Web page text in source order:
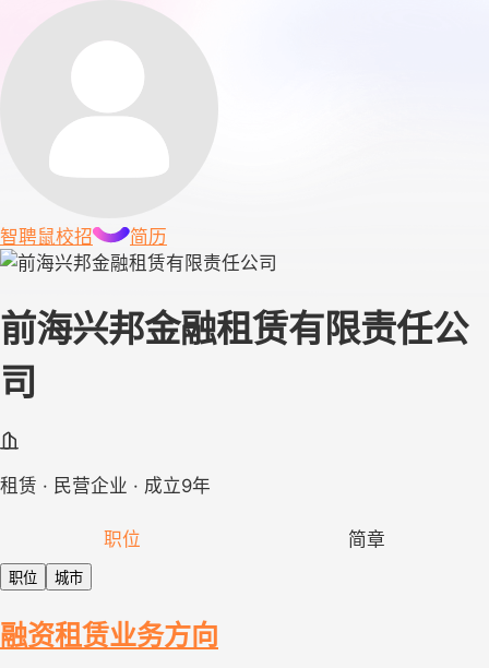
智聘鼠校招 简历
前海兴邦金融租赁有限责任公
司
租赁 · 民营企业 · 成立9年
职位 简章
职位 城市
融资租赁业务方向